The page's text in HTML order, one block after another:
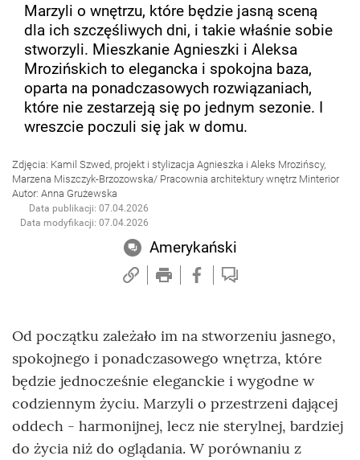
Marzyli o wnętrzu, które będzie jasną sceną
dla ich szczęśliwych dni, i takie właśnie sobie
stworzyli. Mieszkanie Agnieszki i Aleksa
Mrozińskich to elegancka i spokojna baza,
oparta na ponadczasowych rozwiązaniach,
które nie zestarzeją się po jednym sezonie. I
wreszcie poczuli się jak w domu.
Zdjęcia: Kamil Szwed, projekt i stylizacja Agnieszka i Aleks Mrozińscy,
Marzena Miszczyk-Brzozowska/ Pracownia architektury wnętrz Minterior
Autor: Anna Grużewska
Data publikacji: 07.04.2026
Data modyfikacji: 07.04.2026
Amerykański
Od początku zależało im na stworzeniu jasnego,
spokojnego i ponadczasowego wnętrza, które
będzie jednocześnie eleganckie i wygodne w
codziennym życiu. Marzyli o przestrzeni dającej
oddech - harmonijnej, lecz nie sterylnej, bardziej
do życia niż do oglądania. W porównaniu z